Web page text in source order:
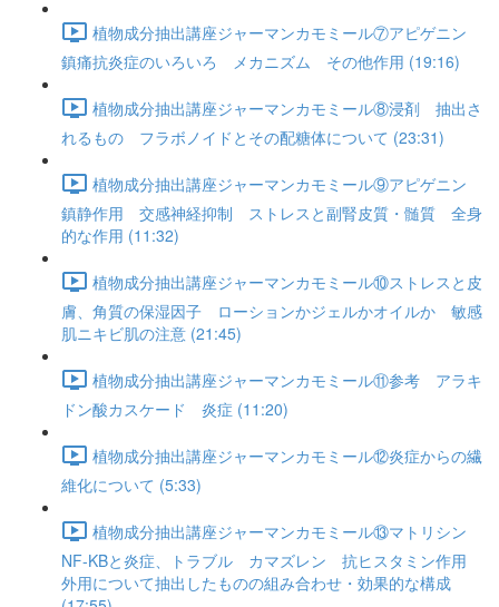
植物成分抽出講座ジャーマンカモミール⑦アピゲニン
鎮痛抗炎症のいろいろ メカニズム その他作用 (19:16)
植物成分抽出講座ジャーマンカモミール⑧浸剤 抽出さ
れるもの フラボノイドとその配糖体について (23:31)
植物成分抽出講座ジャーマンカモミール⑨アピゲニン
鎮静作用 交感神経抑制 ストレスと副腎皮質・髄質 全身
的な作用 (11:32)
植物成分抽出講座ジャーマンカモミール⑩ストレスと皮
膚、角質の保湿因子 ローションかジェルかオイルか 敏感
肌ニキビ肌の注意 (21:45)
植物成分抽出講座ジャーマンカモミール⑪参考 アラキ
ドン酸カスケード 炎症 (11:20)
植物成分抽出講座ジャーマンカモミール⑫炎症からの繊
維化について (5:33)
植物成分抽出講座ジャーマンカモミール⑬マトリシン
NF-KBと炎症、トラブル カマズレン 抗ヒスタミン作用
外用について抽出したものの組み合わせ・効果的な構成